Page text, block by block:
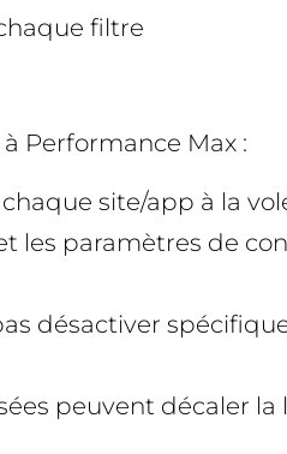
filtre
Performance Max :
site/app à la
les paramètres de
désactiver
peuvent décaler